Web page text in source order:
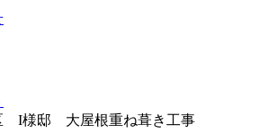
I様邸 大屋根重ね葺き工事